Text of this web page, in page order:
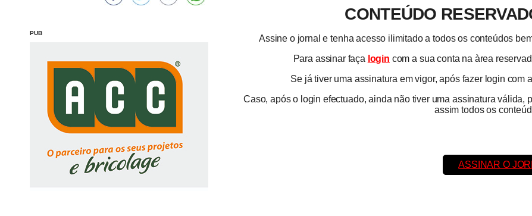
CONTEÚDO
Assine o jornal e tenha acesso ilimitado a todos os conteúdos
Para assinar faça login com a sua conta na àrea
Se já tiver uma assinatura em vigor, após fazer login com
Caso, após o login efectuado, ainda não tiver uma assinatura
assim todos os
ASSINAR O
PUB